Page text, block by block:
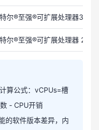
尔®至强®可扩展处理器
尔®至强®可扩展处理器
算公式：vCPUs=槽
- CPU开销
的软件版本差异，内